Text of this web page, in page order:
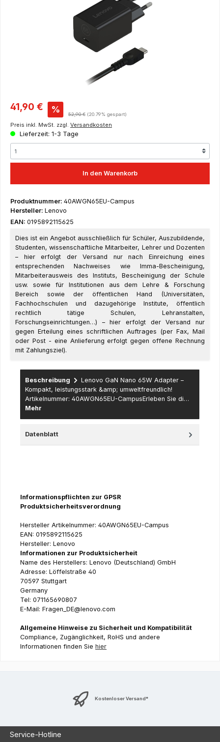
Verkaufspreis:
41,90 € % Regulärer Preis:
52,90 € (20.79% gespart)
Preis inkl. MwSt. zzgl. Versandkosten
Lieferzeit: 1-3 Tage
In den Warenkorb
Produktnummer: 40AWGN65EU-Campus
Hersteller: Lenovo
EAN: 0195892115625
Dies ist ein Angebot ausschließlich für Schüler, Auszubildende,
Studenten, wissenschaftliche Mitarbeiter, Lehrer und Dozenten
– hier erfolgt der Versand nur nach Einreichung eines
entsprechenden Nachweises wie Imma-Bescheinigung,
Mitarbeiterausweis des Instituts, Bescheinigung der Schule
usw. sowie für Institutionen aus dem Lehre & Forschung
Bereich sowie der öffentlichen Hand (Universitäten,
Fachhochschulen und dazugehörige Institute, öffentlich
rechtlich tätige Schulen, Lehranstalten,
Forschungseinrichtungen…) – hier erfolgt der Versand nur
gegen Erteilung eines schriftlichen Auftrages (per Fax, Mail
oder Post - eine Anlieferung erfolgt gegen offene Rechnung
mit Zahlungsziel).
Beschreibung
Lenovo GaN Nano 65W Adapter –
Kompakt, leistungsstark &amp; umweltfreundlich!
Artikelnummer: 40AWGN65EU-CampusErleben Sie di…
Mehr
Datenblatt
Informationspflichten zur GPSR
Produktsicherheitsverordnung
Hersteller Artikelnummer: 40AWGN65EU-Campus
EAN: 0195892115625
Hersteller: Lenovo
Informationen zur Produktsicherheit
Name des Herstellers: Lenovo (Deutschland) GmbH
Adresse: Löffelstraße 40
70597 Stuttgart
Germany
Tel: 071165690807
E-Mail: Fragen_DE@lenovo.com
Allgemeine Hinweise zu Sicherheit und Kompatibilität
Compliance, Zugänglichkeit, RoHS und andere
Informationen finden Sie hier
Kostenloser Versand*
Service-Hotline